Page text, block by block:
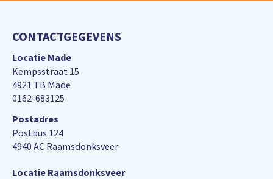
CONTACTGEGEVENS
Locatie Made
Kempsstraat 15
4921 TB Made
0162-683125
Postadres
Postbus 124
4940 AC Raamsdonksveer
Locatie Raamsdonksveer